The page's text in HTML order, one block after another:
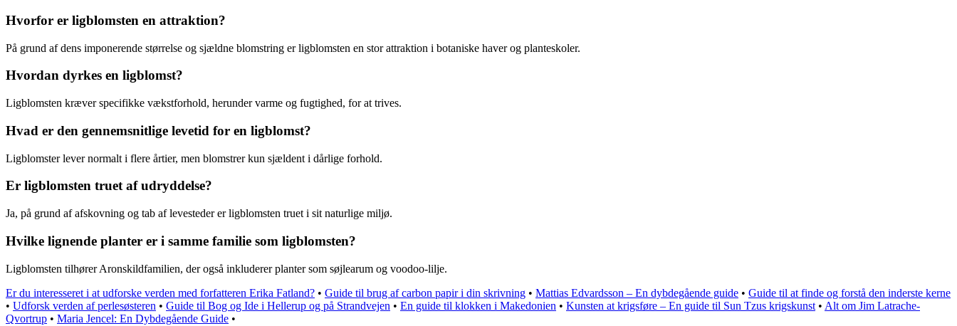
Hvorfor er ligblomsten en attraktion?
På grund af dens imponerende størrelse og sjældne blomstring er ligblomsten en stor attraktion i botaniske haver og planteskoler.
Hvordan dyrkes en ligblomst?
Ligblomsten kræver specifikke vækstforhold, herunder varme og fugtighed, for at trives.
Hvad er den gennemsnitlige levetid for en ligblomst?
Ligblomster lever normalt i flere årtier, men blomstrer kun sjældent i dårlige forhold.
Er ligblomsten truet af udryddelse?
Ja, på grund af afskovning og tab af levesteder er ligblomsten truet i sit naturlige miljø.
Hvilke lignende planter er i samme familie som ligblomsten?
Ligblomsten tilhører Aronskildfamilien, der også inkluderer planter som søjlearum og voodoo-lilje.
Er du interesseret i at udforske verden med forfatteren Erika Fatland? • Guide til brug af carbon papir i din skrivning • Mattias Edvardsson – En dybdegående guide • Guide til at finde og forstå den inderste kerne
• Udforsk verden af perlesøsteren • Guide til Bog og Ide i Hellerup og på Strandvejen • En guide til klokken i Makedonien • Kunsten at krigsføre – En guide til Sun Tzus krigskunst • Alt om Jim Latrache-
Qvortrup • Maria Jencel: En Dybdegående Guide •